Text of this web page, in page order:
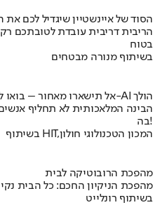
הסוד של איינשטיין שיגדיל לכם את
הריבית דריבית עובדת לטובתכם
בטוח
בשיתוף מנורה מבטחים
אל תישארו מאחור – בואו לגלות לאן ה-AI הולך
הבינה המלאכותית לא תחליף
בה!
בשיתוף HIT,המכון הטכנולוגי חולון
מהפכת הרובוטיקה לבית
מהפכת הניקיון החכם: כל הבית
בשיתוף רונלייט